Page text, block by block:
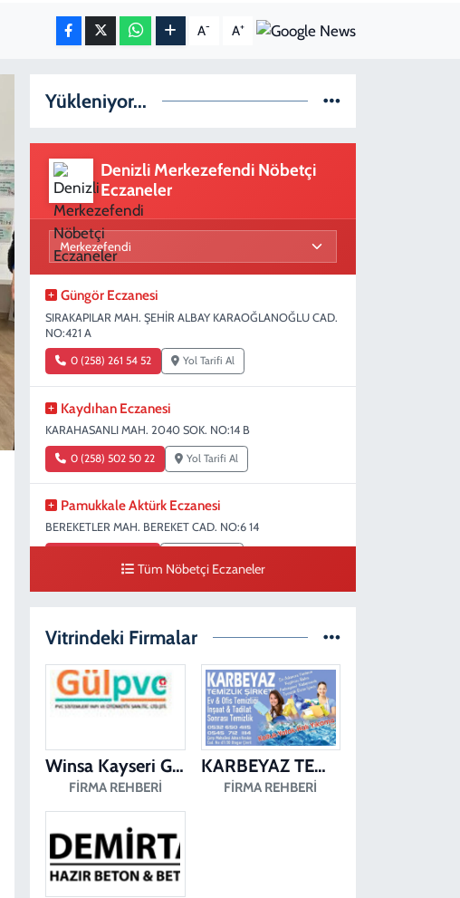
A- A+
Yükleniyor...
Denizli Merkezefendi Nöbetçi
Eczaneler
Güngör Eczanesi
SIRAKAPILAR MAH. ŞEHİR ALBAY KARAOĞLANOĞLU CAD.
NO:421 A
0 (258) 261 54 52 Yol Tarifi Al
Kaydıhan Eczanesi
KARAHASANLI MAH. 2040 SOK. NO:14 B
0 (258) 502 50 22 Yol Tarifi Al
Pamukkale Aktürk Eczanesi
BEREKETLER MAH. BEREKET CAD. NO:6 14
Saglık Eczanesi
SIRAKAPILAR MAH. ŞEHİT ALBAY KARAOĞLANOĞLU CAD.
0 (258) 713 14 86 Yol Tarifi Al
Tüm Nöbetçi Eczaneler
Vitrindeki Firmalar
Winsa Kayseri Gül Pvc Pencere Kayseri Winsa
FIRMA REHBERI
KARBEYAZ TEMİZLİK
FIRMA REHBERI